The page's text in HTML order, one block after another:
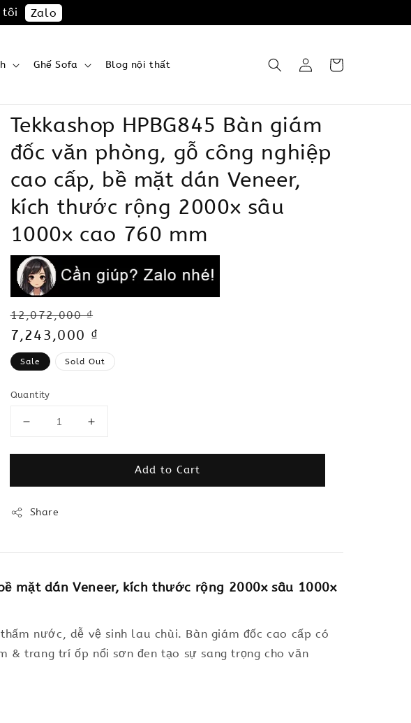
tôi Zalo
Ghế Sofa Blog nội thất
Tekkashop HPBG845 Bàn giám
đốc văn phòng, gỗ công nghiệp
cao cấp, bề mặt dán Veneer,
kích thước rộng 2000x sâu
1000x cao 760 mm
Regular
price
12,072,000 ₫
Sale
price
7,243,000 ₫
Sale Sold Out
Quantity
Add to Cart
Share
mặt dán Veneer, kích thước rộng 2000x sâu 1000x
nước, dễ vệ sinh lau chùi. Bàn giám đốc cao cấp có
& trang trí ốp nổi sơn đen tạo sự sang trọng cho văn